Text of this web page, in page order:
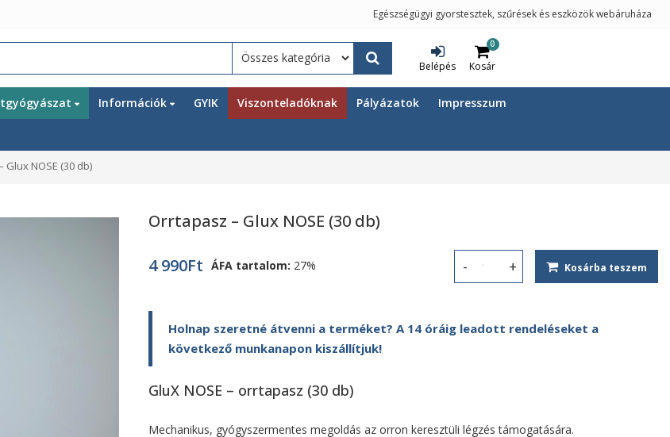
Egészségügyi gyorstesztek, szűrések és eszközök webáruháza
Belépés
0
Kosár
Információk GYIK Viszonteladóknak Pályázatok Impresszum
Glux NOSE (30 db)
Orrtapasz – Glux NOSE (30 db)
4 990Ft ÁFA tartalom: 27% Orrtapasz - Glux NOSE (30 db)
Kosárba teszem
Holnap szeretné átvenni a terméket? A 14 óráig leadott rendeléseket a
következő munkanapon kiszállítjuk!
GluX NOSE – orrtapasz (30 db)
Mechanikus, gyógyszermentes megoldás az orron keresztüli légzés támogatására.